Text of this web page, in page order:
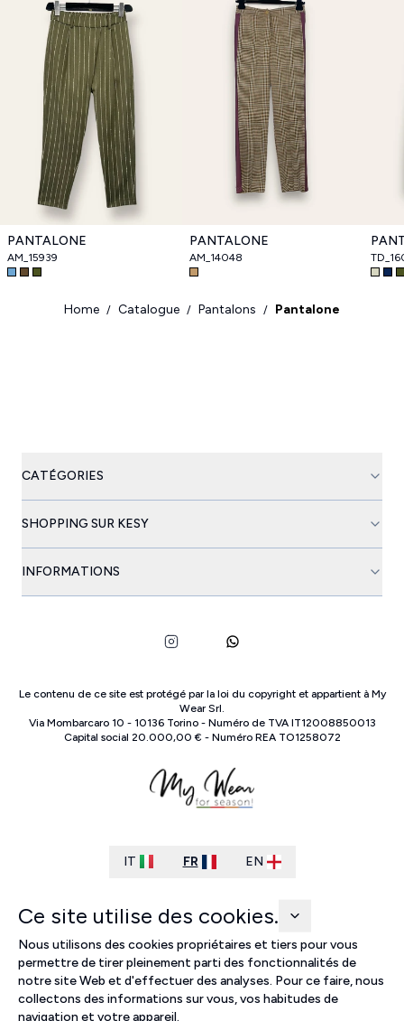
PANTALONE
AM_15939
PANTALONE
AM_14048
Home / Catalogue / Pantalons / Pantalone
CATÉGORIES
SHOPPING SUR KESY
INFORMATIONS
Le contenu de ce site est protégé par la loi du copyright et appartient à My
Wear Srl.
Via Mombarcaro 10 - 10136 Torino- Numéro de TVA IT12008850013
Capital social 20.000,00 € - Numéro REA TO1258072
IT FR EN
Ce site utilise des cookies.
Nous utilisons des cookies propriétaires et tiers pour vous
permettre de tirer pleinement parti des fonctionnalités de
notre site Web et d'effectuer des analyses. Pour ce faire, nous
collectons des informations sur vous, vos habitudes de
navigation et votre appareil.